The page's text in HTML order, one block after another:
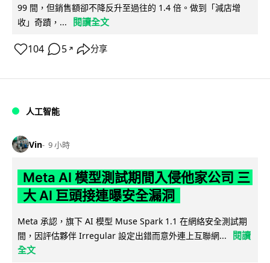
99 間，但銷售額卻不降反升至過往的 1.4 倍。做到「減店增
收」奇蹟，...
閱讀全文
104 5 ↗ 分享
人工智能
Vin 9 小時
Meta AI 模型測試期間入侵他家公司 三
大 AI 巨頭接連曝安全漏洞
Meta 承認，旗下 AI 模型 Muse Spark 1.1 在網絡安全測試期
間，因評估夥伴 Irregular 設定出錯而意外連上互聯網...
閱讀
全文